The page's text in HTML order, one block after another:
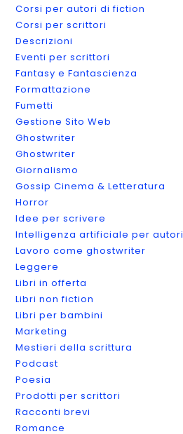
Corsi per autori di fiction
Corsi per scrittori
Descrizioni
Eventi per scrittori
Fantasy e Fantascienza
Formattazione
Fumetti
Gestione Sito Web
Ghostwriter
Ghostwriter
Giornalismo
Gossip Cinema & Letteratura
Horror
Idee per scrivere
Intelligenza artificiale per autori
Lavoro come ghostwriter
Leggere
Libri in offerta
Libri non fiction
Libri per bambini
Marketing
Mestieri della scrittura
Podcast
Poesia
Prodotti per scrittori
Racconti brevi
Romance